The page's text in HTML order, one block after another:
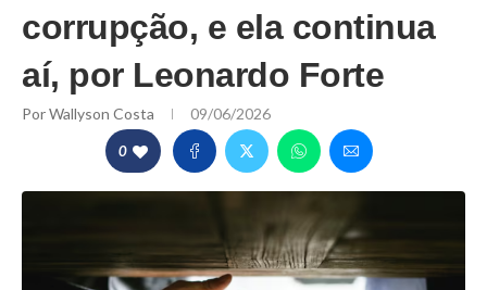
corrupção, e ela continua
aí, por Leonardo Forte
PorWallyson Costa 09/06/2026
0